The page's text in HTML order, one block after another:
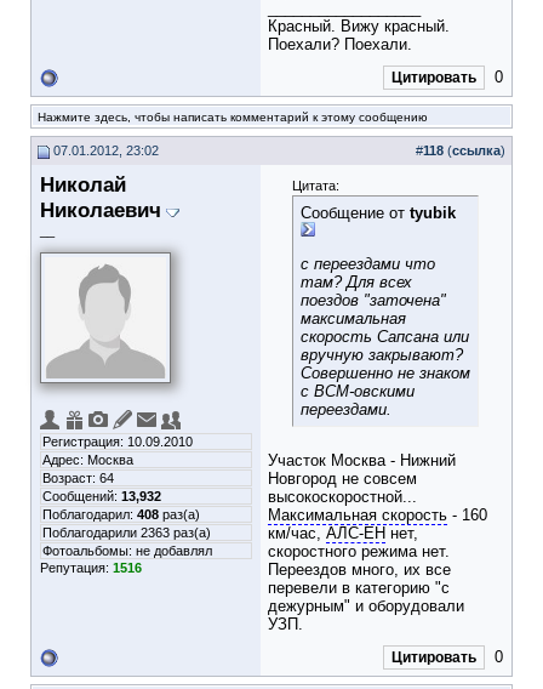
Красный. Вижу красный.
Поехали? Поехали.
Цитировать 0
Нажмите здесь, чтобы написать комментарий к этому сообщению
07.01.2012, 23:02 #118 (ссылка)
Николай
Николаевич
Регистрация: 10.09.2010
Адрес: Москва
Возраст: 64
Сообщений: 13,932
Поблагодарил: 408 раз(а)
Поблагодарили 2363 раз(а)
Фотоальбомы: не добавлял
Репутация: 1516
Цитата:
Сообщение от tyubik
с переездами что
там? Для всех
поездов "заточена"
максимальная
скорость Сапсана или
вручную закрывают?
Совершенно не знаком
с ВСМ-овскими
переездами.
Участок Москва - Нижний
Новгород не совсем
высокоскоростной...
Максимальная скорость - 160
км/час, АЛС-ЕН нет,
скоростного режима нет.
Переездов много, их все
перевели в категорию "с
дежурным" и оборудовали
УЗП.
Цитировать 0